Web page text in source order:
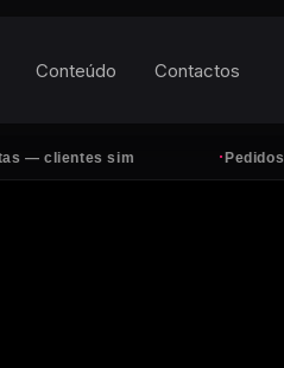
sim Pedidos
Conteúdo Contactos